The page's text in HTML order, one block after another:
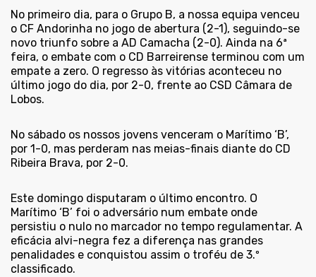
No primeiro dia, para o Grupo B, a nossa equipa venceu
o CF Andorinha no jogo de abertura (2-1), seguindo-se
novo triunfo sobre a AD Camacha (2-0). Ainda na 6ª
feira, o embate com o CD Barreirense terminou com um
empate a zero. O regresso às vitórias aconteceu no
último jogo do dia, por 2-0, frente ao CSD Câmara de
Lobos.
No sábado os nossos jovens venceram o Marítimo ‘B’,
por 1-0, mas perderam nas meias-finais diante do CD
Ribeira Brava, por 2-0.
Este domingo disputaram o último encontro. O
Marítimo ‘B’ foi o adversário num embate onde
persistiu o nulo no marcador no tempo regulamentar. A
eficácia alvi-negra fez a diferença nas grandes
penalidades e conquistou assim o troféu de 3.º
classificado.